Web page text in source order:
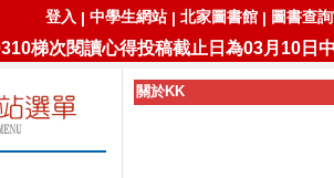
登入 | 中學生網站| 北家圖書館 | 圖書查
梯次小論文投稿截止日為03月13日中
梯次閱讀心得投稿截止日為03月10日
www.shs.edu.tw
www.pthc.chc.edu.tw/ischool/
https://163.23.171.95/webopac
關於KK